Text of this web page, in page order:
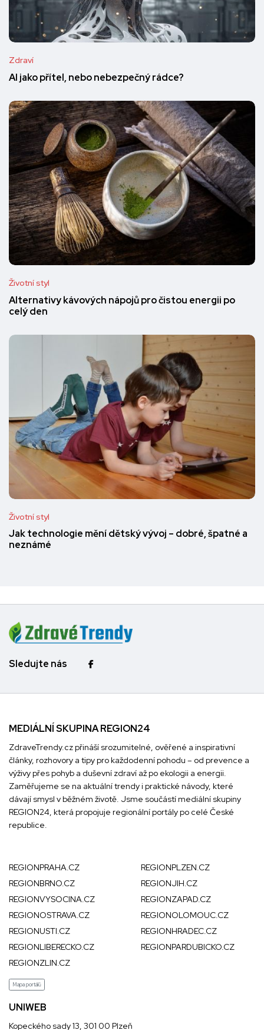
Zdraví
AI jako přítel, nebo nebezpečný rádce?
Životní styl
Alternativy kávových nápojů pro čistou energii po
celý den
Životní styl
Jak technologie mění dětský vývoj – dobré, špatné a
neznámé
Sledujte nás
MEDIÁLNÍ SKUPINA REGION24
ZdraveTrendy.cz přináší srozumitelné, ověřené a inspirativní
články, rozhovory a tipy pro každodenní pohodu – od prevence a
výživy přes pohyb a duševní zdraví až po ekologii a energii.
Zaměřujeme se na aktuální trendy i praktické návody, které
dávají smysl v běžném životě. Jsme součástí mediální skupiny
REGION24, která propojuje regionální portály po celé České
republice.
REGIONPRAHA.CZ
REGIONPLZEN.CZ
REGIONBRNO.CZ
REGIONJIH.CZ
REGIONVYSOCINA.CZ
REGIONZAPAD.CZ
REGIONOSTRAVA.CZ
REGIONOLOMOUC.CZ
REGIONUSTI.CZ
REGIONHRADEC.CZ
REGIONLIBERECKO.CZ
REGIONPARDUBICKO.CZ
REGIONZLIN.CZ
Mapa portálů
UNIWEB
Kopeckého sady 13, 301 00 Plzeň